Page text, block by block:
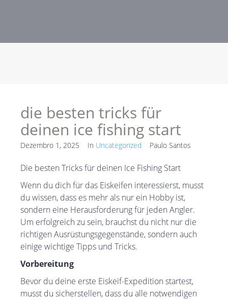
die besten tricks für
deinen ice fishing start
Dezembro 1, 2025 In Uncategorized Paulo Santos
Die besten Tricks für deinen Ice Fishing Start
Wenn du dich für das Eiskeifen interessierst, musst
du wissen, dass es mehr als nur ein Hobby ist,
sondern eine Herausforderung für jeden Angler.
Um erfolgreich zu sein, brauchst du nicht nur die
richtigen Ausrüstungsgegenstände, sondern auch
einige wichtige Tipps und Tricks.
Vorbereitung
Bevor du deine erste Eiskeif-Expedition startest,
musst du sicherstellen, dass du alle notwendigen